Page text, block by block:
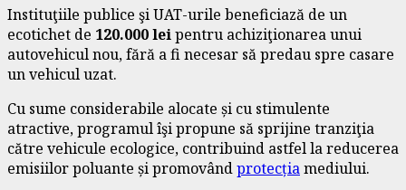
Instituţiile publice şi UAT-urile beneficiază de un
ecotichet de 120.000 leipentru achiziţionarea unui
autovehicul nou, fără a fi necesar să predau spre casare
un vehicul uzat.
Cu sume considerabile alocate și cu stimulente
atractive, programul îşi propune să sprijine tranziţia
către vehicule ecologice, contribuind astfel la reducerea
emisiilor poluante și promovândprotecțiamediului.